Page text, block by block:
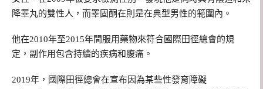
降睪丸的雙性人，而睪固酮在則是在典型男性的範圍內。
他在2010年至2015年間服用藥物來符合國際田徑總會的規
定，副作用包含持續的疾病和腹痛。
2019年，國際田徑總會在宣布因為某些性發育障礙